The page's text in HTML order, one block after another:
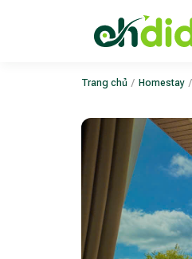
Trang chủ / Homestay /